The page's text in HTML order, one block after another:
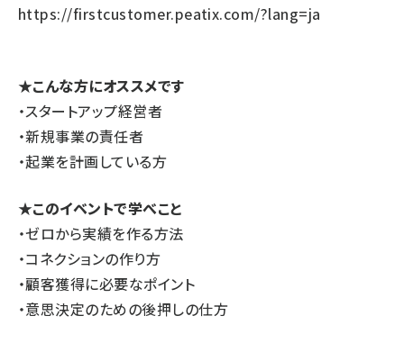
https://firstcustomer.peatix.com/?lang=ja
★こんな方にオススメです
・スタートアップ経営者
・新規事業の責任者
・起業を計画している方
★このイベントで学べこと
・ゼロから実績を作る方法
・コネクションの作り方
・顧客獲得に必要なポイント
・意思決定のための後押しの仕方